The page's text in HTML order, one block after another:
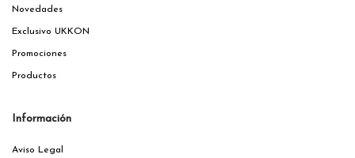
Novedades
Exclusivo UKKON
Promociones
Productos
Información
Aviso Legal